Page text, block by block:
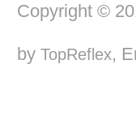
Copyright ©
by TopReflex,